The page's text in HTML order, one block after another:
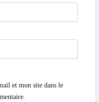
et mon site dans le